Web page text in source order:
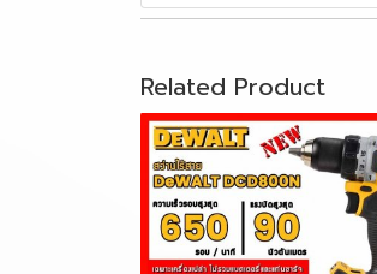
Related Product